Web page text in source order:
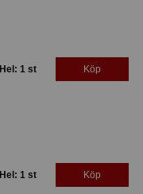
Hel: 1 st Köp
Hel: 1 st Köp